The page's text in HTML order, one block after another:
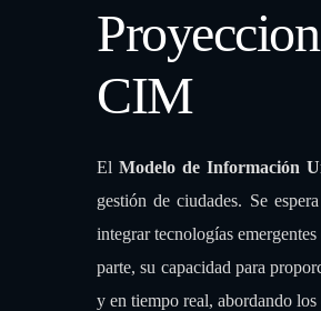
CIM
ElModelo de Información
gestión de ciudades. Se
integrar tecnologías
parte, su capacidad para